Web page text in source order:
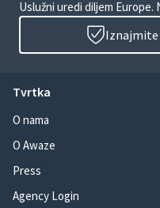
Uslužni uredi diljem Europe.
Iznajmite
Tvrtka
O nama
O Awaze
Press
Agency Login